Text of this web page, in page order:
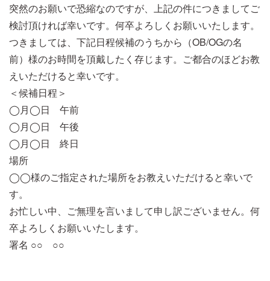
突然のお願いで恐縮なのですが、上記の件につきましてご
検討頂ければ幸いです。何卒よろしくお願いいたします。
つきましては、下記日程候補のうちから（OB/OGの名
前）様のお時間を頂戴したく存じます。ご都合のほどお教
えいただけると幸いです。
＜候補日程＞
◯月◯日 午前
◯月◯日 午後
◯月◯日 終日
場所
◯◯様のご指定された場所をお教えいただけると幸いで
す。
お忙しい中、ご無理を言いまして申し訳ございません。何
卒よろしくお願いいたします。
署名 ○○ ○○